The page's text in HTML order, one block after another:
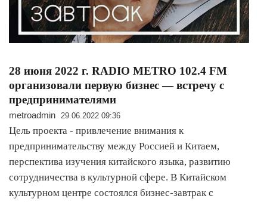
28 июня 2022 г. RADIO METRO 102.4 FM
организовали первую бизнес — встречу с
предпринимателями
metroadmin 29.06.2022 09:36
Цель проекта - привлечение внимания к
предпринимательству между Россией и Китаем,
перспектива изучения китайского языка, развитию
сотрудничества в культурной сфере. В Китайском
культурном центре состоялся бизнес-завтрак с